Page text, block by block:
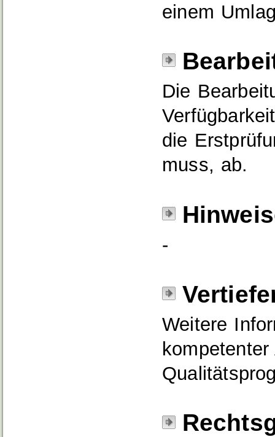
einem
Die
die
muss, ab.
-
Weitere